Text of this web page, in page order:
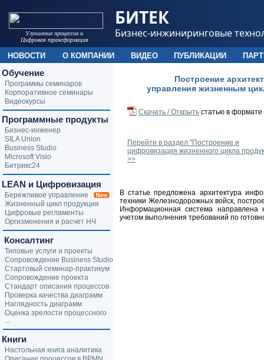
Построение
управления жизненным
Скачать / Открыть статью в формате
Перейти в раздел "Построение и
цифровизация жизненного цикла
>>
В статье предложена архитектура
техники Железнодорожных войск,
Информационная система направлена
учетом выполнения требований по
Обучение
Программы семинаров
Корпоративное семинары
Видеокурсы
Программные продукты
Бизнес-инженер
SILA Union
Business Studio
Microsoft Visio
Битрикс24
LEAN и Цифровизация
Бережливое управление
Жизненный цикл продукции
Цифровые регламенты
Оргизменения и расчет НЧ
Консалтинг
Типовые услуги и проекты
Сопровождение Business Studio
Стартовый семинар-практикум
Сопровождение проекта
Стандарт описания процессов
Проверка качества диаграмм
Наглядность диаграмм
Оценка зрелости процессного
...
Книги
Настольная книга аналитика
Улучшение процессов и
Цифровая трансформация
БИТЕК
Бизнес-инжиниринговые
НОВОСТИ О КОМПАНИИ ВИДЕО ПУБЛИКАЦИИ